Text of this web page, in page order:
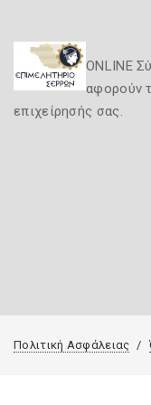
ONLINE
αφορούν
επιχείρησής σας.
Πολιτική Ασφάλειας